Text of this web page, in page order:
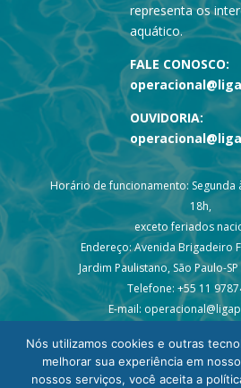
representa os
aquático.
FALE CONOSCO:
OUVIDORIA:
Horário de funcionamento: Segunda
18h,
exceto feriados
Endereço: Avenida Brigadeiro
Jardim Paulistano, São Paulo-SP
Telefone: +55 11
E-mail:
Nós utilizamos cookies e outras
melhorar sua experiência em
nossos serviços, você aceita a